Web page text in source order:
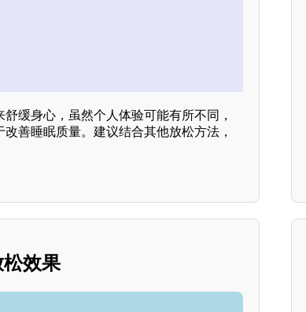
缓身心，虽然个人体验可能有所不同，
善睡眠质量。建议结合其他放松方法，
效果